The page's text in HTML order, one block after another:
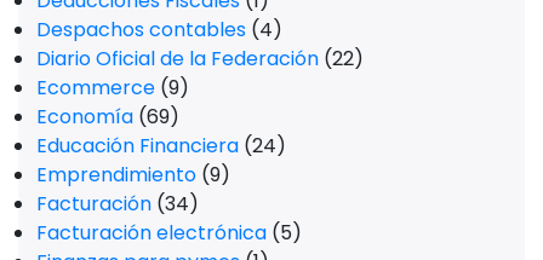
Despachos contables (4)
Diario Oficial de la Federación (22)
Ecommerce (9)
Economía (69)
Educación Financiera (24)
Emprendimiento (9)
Facturación (34)
Facturación electrónica (5)